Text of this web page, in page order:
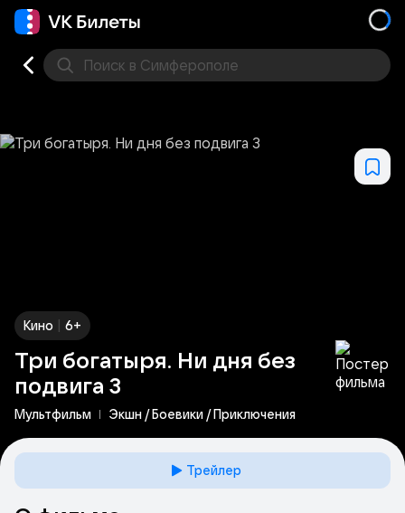
Поиск в Симферополе
Кино | 6+
Три богатыря. Ни дня без
подвига 3
Мультфильм Экшн / Боевики / Приключения
Трейлер